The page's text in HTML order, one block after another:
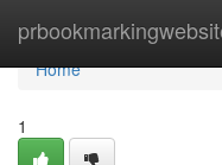
Home
Home
1